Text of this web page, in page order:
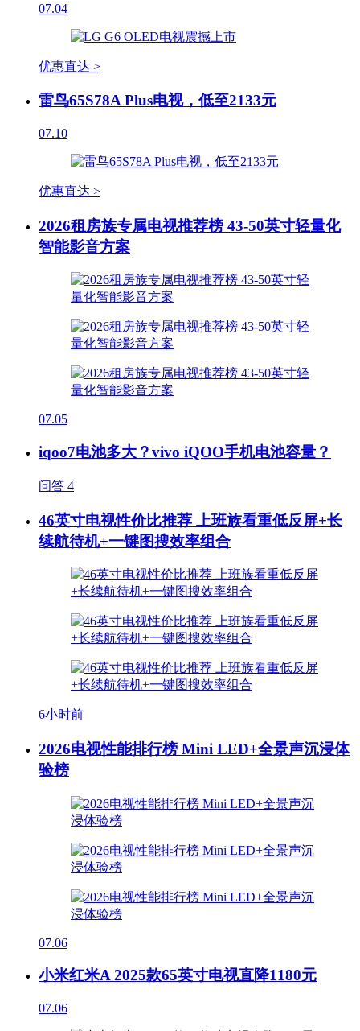
07.04
优惠直达 >
雷鸟65S78A Plus电视，低至2133元
07.10
优惠直达 >
2026租房族专属电视推荐榜 43-50英寸轻量化
智能影音方案
07.05
iqoo7电池多大？vivo iQOO手机电池容量？
问答 4
46英寸电视性价比推荐 上班族看重低反屏+长
续航待机+一键图搜效率组合
6小时前
2026电视性能排行榜 Mini LED+全景声沉浸体
验榜
07.06
小米红米A 2025款65英寸电视直降1180元
07.06